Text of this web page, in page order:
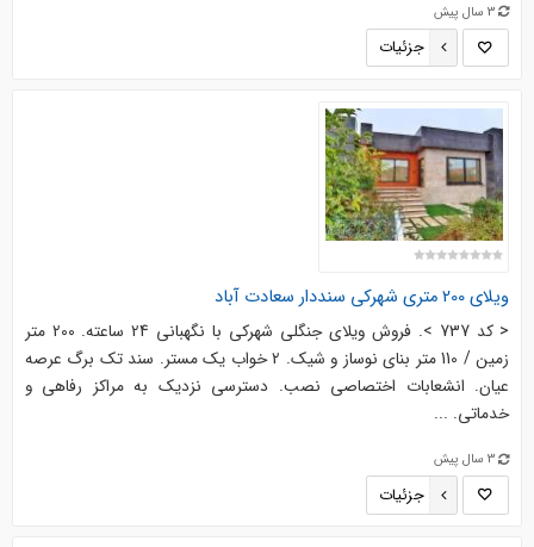
3 سال پیش
جزئیات
ویلای 200 متری شهرکی سنددار سعادت آباد
< کد 737 >. فروش ویلای جنگلی شهرکی با نگهبانی 24 ساعته. 200 متر
زمین / 110 متر بنای نوساز و شیک. 2 خواب یک مستر. سند تک برگ عرصه
عیان. انشعابات اختصاصی نصب. دسترسی نزدیک به مراکز رفاهی و
خدماتی. ...
3 سال پیش
جزئیات